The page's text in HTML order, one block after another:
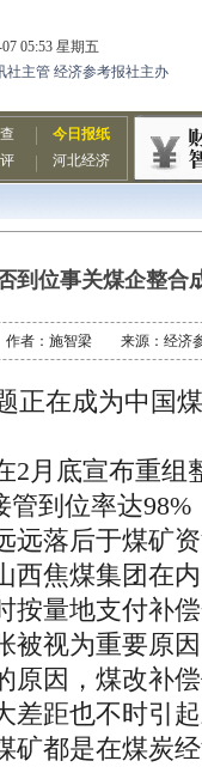
到位事关煤企整合
者：施智梁 来源：经济
在成为中国
底宣布重组
管到位率达
远落后于煤矿
焦煤集团在内
按量地支付补
被视为重要原
因，煤改补偿
差距也不时引
都是在煤炭经